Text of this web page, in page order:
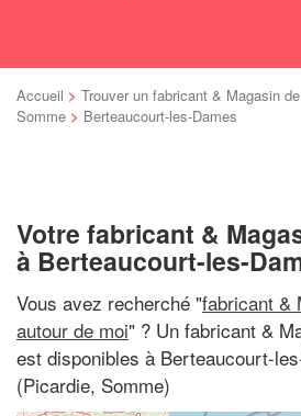
Accueil > Trouver un fabricant & Magasin
Somme > Berteaucourt-les-Dames
Votre fabricant &
à Berteaucourt-les-
Vous avez recherché "fabricant &
autour de moi" ? Un fabricant &
est disponibles à Berteaucourt-
(Picardie, Somme)